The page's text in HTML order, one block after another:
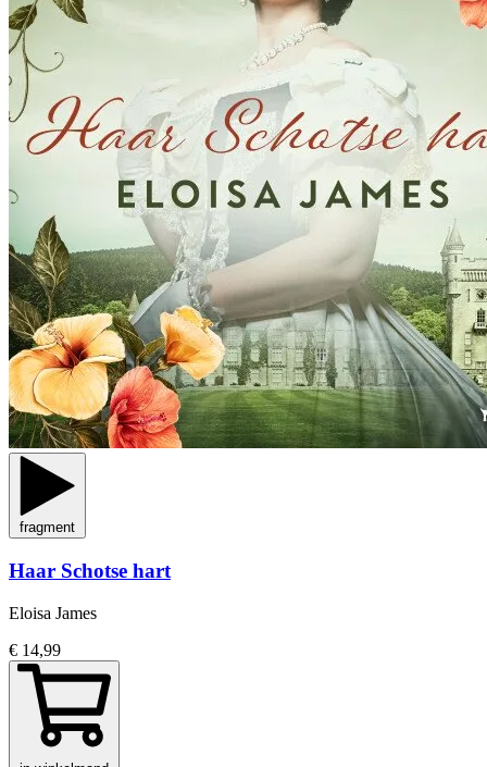
fragment
Haar Schotse hart
Eloisa James
€ 14,99